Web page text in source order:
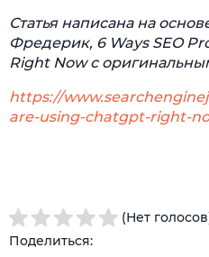
Статья написана на
Фредерик, 6 Ways SEO
Right Now с
https://
are-using-chatgpt-right-
(Нет
Поделиться: